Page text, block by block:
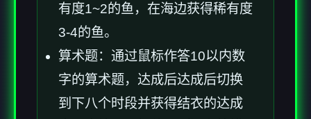
有度1~2的鱼，在海边获得稀有度
3-4的鱼。
算术题：通过鼠标作答10以内数
字的算术题，达成后达成后切换
到下八个时段并获得结衣的达成